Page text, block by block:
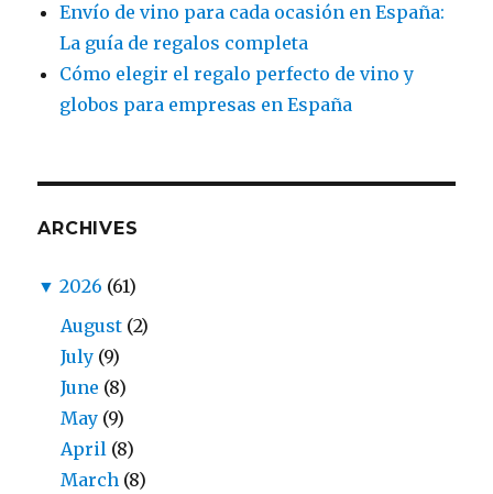
Envío de vino para cada ocasión en España:
La guía de regalos completa
Cómo elegir el regalo perfecto de vino y
globos para empresas en España
ARCHIVES
▼ 2026 (61)
August (2)
July (9)
June (8)
May (9)
April (8)
March (8)